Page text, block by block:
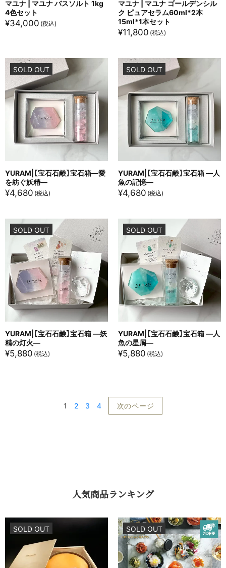
マユナ | マユナ バスソルト 1kg
4色セット
¥34,000
マユナ | マユナ ゴールデンシル
ク ピュアセラム60ml*2本
15ml*1本セット
¥11,800
SOLD OUT
YURAM|【宝石石鹸】宝石箱―愛
を紡ぐ妖精―
¥4,680
SOLD OUT
YURAM|【宝石石鹸】宝石箱 ―人
魚の記憶―
¥4,680
SOLD OUT
YURAM|【宝石石鹸】宝石箱 ―妖
精の灯火―
¥5,880
SOLD OUT
YURAM|【宝石石鹸】宝石箱 ―人
魚の星屑―
¥5,880
1 2 3 4 次のページ
人気商品ランキング
SOLD OUT SOLD OUT